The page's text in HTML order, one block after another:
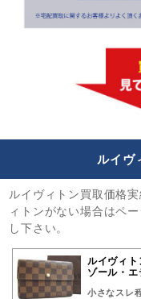
ルイヴ
ルイヴィトン買取価格
ィトンがない場合はペ
し下さい。
ルイヴィ
ゾール・
小さなスレ